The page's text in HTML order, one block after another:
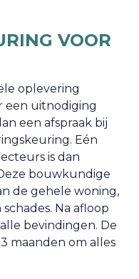
VOOR
oplevering
een uitnodiging
een afspraak bij
Eén
is dan
bouwkundige
de gehele woning,
Na afloop
bevindingen. De
maanden om alles